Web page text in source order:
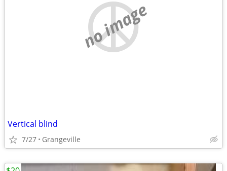
no image
Vertical blind
7/27 Grangeville